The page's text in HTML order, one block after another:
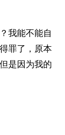
我能不能自
罪了，原本
是因为我的